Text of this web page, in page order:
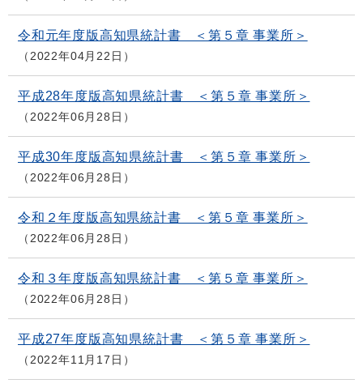
令和元年度版高知県統計書 ＜第５章 事業所＞
2022年04月22日
平成28年度版高知県統計書 ＜第５章 事業所＞
2022年06月28日
平成30年度版高知県統計書 ＜第５章 事業所＞
2022年06月28日
令和２年度版高知県統計書 ＜第５章 事業所＞
2022年06月28日
令和３年度版高知県統計書 ＜第５章 事業所＞
2022年06月28日
平成27年度版高知県統計書 ＜第５章 事業所＞
2022年11月17日